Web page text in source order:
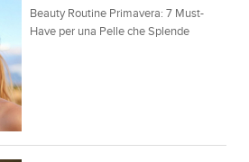
Beauty Routine Primavera: 7 Must-
Have per una Pelle che Splende